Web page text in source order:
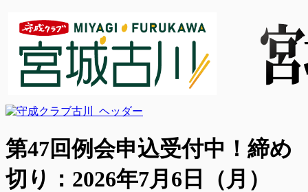
第47回例会申込受付中！締め
切り：2026年7月6日（月）